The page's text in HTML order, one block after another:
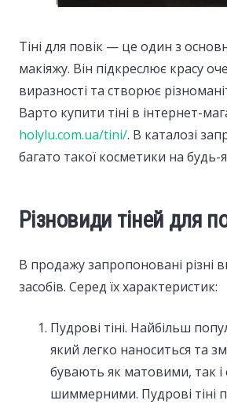
Тіні для повік — це один з
макіяжу. Він підкреслює красу
виразності та створює
Варто купити тіні в інтернет-
holylu.com.ua/tini/. В каталозі
багато такої косметики на будь-
Різновиди тіней для
В продажу запропоновані різні
засобів. Серед їх характеристик:
Пудрові тіні. Найбільш
який легко наноситься та
бувають як матовими, так
шиммерними. Пудрові тіні